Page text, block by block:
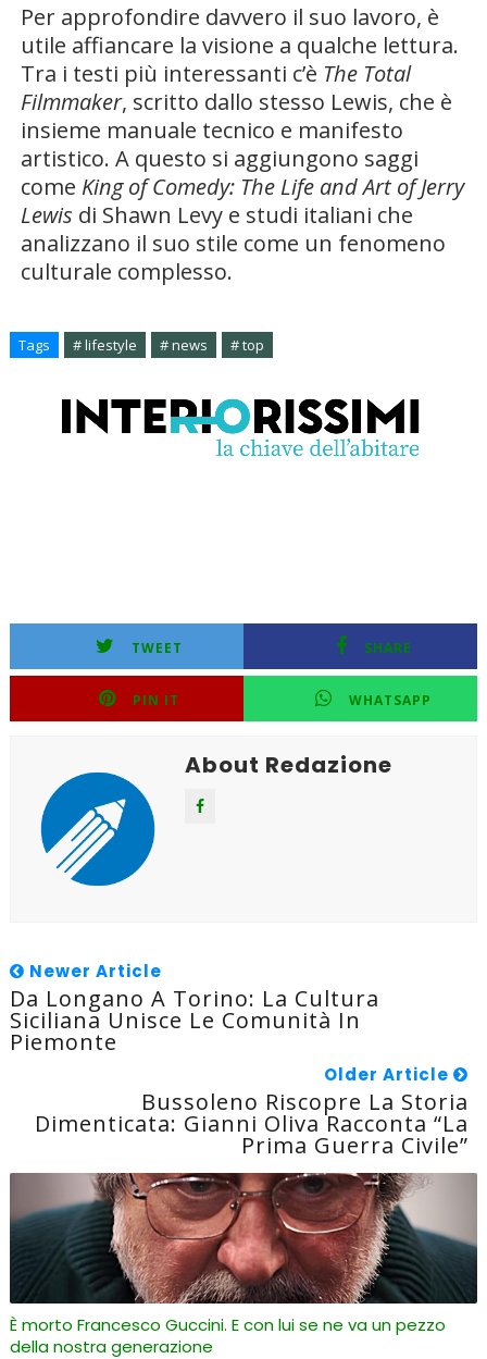
Per approfondire davvero il suo lavoro, è
utile affiancare la visione a qualche lettura.
Tra i testi più interessanti c’è The Total
Filmmaker, scritto dallo stesso Lewis, che è
insieme manuale tecnico e manifesto
artistico. A questo si aggiungono saggi
come King of Comedy: The Life and Art of Jerry
Lewis di Shawn Levy e studi italiani che
analizzano il suo stile come un fenomeno
culturale complesso.
Tags # lifestyle # news # top
TWEET SHARE
PIN IT WHATSAPP
About Redazione
Newer Article
Da Longano A Torino: La Cultura
Siciliana Unisce Le Comunità In
Piemonte
Older Article
Bussoleno Riscopre La Storia
Dimenticata: Gianni Oliva Racconta “La
Prima Guerra Civile”
È morto Francesco Guccini. E con lui se ne va un pezzo
della nostra generazione